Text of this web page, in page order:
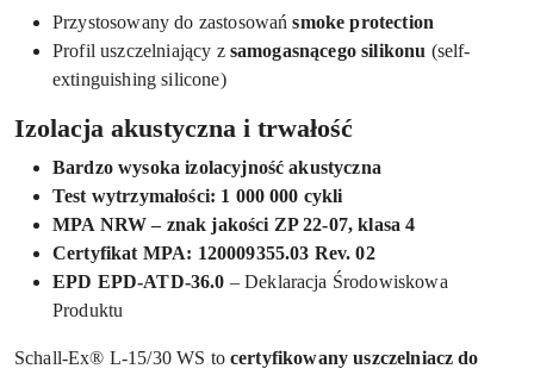
Przystosowany do zastosowańsmoke protection
Profil uszczelniający z samogasnącego silikonu (self-
extinguishing silicone)
Izolacja akustyczna i trwałość
Bardzo wysoka izolacyjność akustyczna
Test wytrzymałości: 1 000 000 cykli
MPA NRW – znak jakości ZP 22-07, klasa 4
Certyfikat MPA: 120009355.03 Rev. 02
EPD EPD-ATD-36.0 – Deklaracja Środowiskowa
Produktu
Schall-Ex® L-15/30 WS to certyfikowany uszczelniacz do